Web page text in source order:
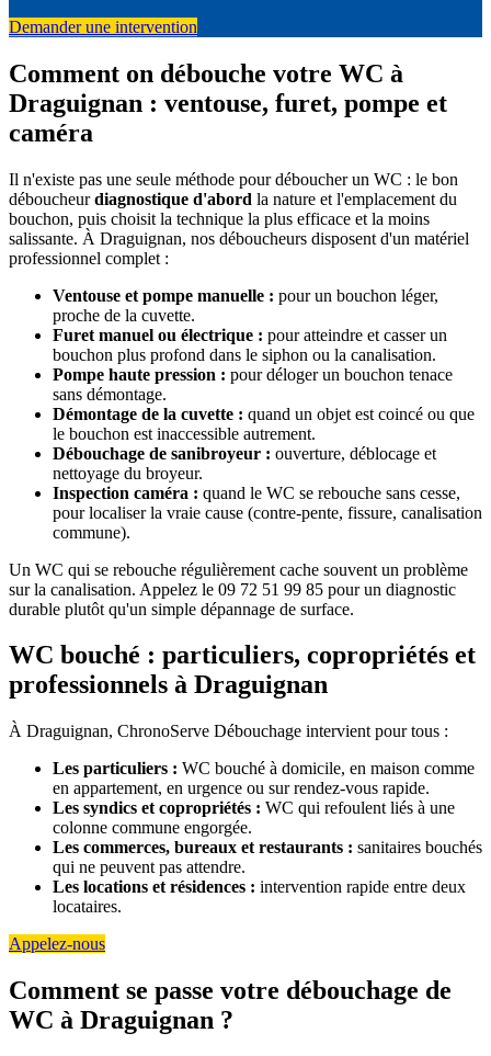
Demander une intervention
Comment on débouche votre WC à
Draguignan : ventouse, furet, pompe et
caméra
Il n'existe pas une seule méthode pour déboucher un WC : le bon
déboucheurdiagnostique d'abord la nature et l'emplacement du
bouchon, puis choisit la technique la plus efficace et la moins
salissante. À Draguignan, nos déboucheurs disposent d'un matériel
professionnel complet :
Ventouse et pompe manuelle : pour un bouchon léger,
proche de la cuvette.
Furet manuel ou électrique : pour atteindre et casser un
bouchon plus profond dans le siphon ou la canalisation.
Pompe haute pression : pour déloger un bouchon tenace
sans démontage.
Démontage de la cuvette : quand un objet est coincé ou que
le bouchon est inaccessible autrement.
Débouchage de sanibroyeur : ouverture, déblocage et
nettoyage du broyeur.
Inspection caméra : quand le WC se rebouche sans cesse,
pour localiser la vraie cause (contre-pente, fissure, canalisation
commune).
Un WC qui se rebouche régulièrement cache souvent un problème
sur la canalisation. Appelez le 09 72 51 99 85 pour un diagnostic
durable plutôt qu'un simple dépannage de surface.
WC bouché : particuliers, copropriétés et
professionnels à Draguignan
À Draguignan, ChronoServe Débouchage intervient pour tous :
Les particuliers : WC bouché à domicile, en maison comme
en appartement, en urgence ou sur rendez-vous rapide.
Les syndics et copropriétés : WC qui refoulent liés à une
colonne commune engorgée.
Les commerces, bureaux et restaurants : sanitaires bouchés
qui ne peuvent pas attendre.
Les locations et résidences : intervention rapide entre deux
locataires.
Appelez-nous
Comment se passe votre débouchage de
WC à Draguignan ?